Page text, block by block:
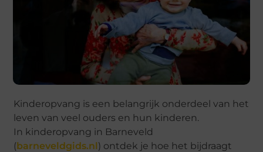
Kinderopvang is een belangrijk onderdeel van het
leven van veel ouders en hun kinderen.
In kinderopvang in Barneveld
(barneveldgids.nl) ontdek je hoe het bijdraagt